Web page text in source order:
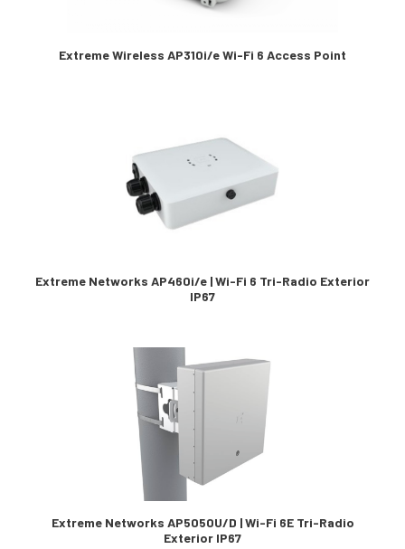
Extreme Wireless AP310i/e Wi-Fi 6 Access Point
Extreme Networks AP460i/e | Wi-Fi 6 Tri-Radio Exterior
IP67
Extreme Networks AP5050U/D | Wi-Fi 6E Tri-Radio
Exterior IP67